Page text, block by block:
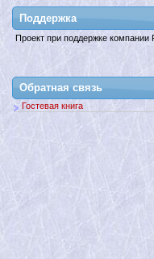
Поддержкa
Проект при поддержке компании
Обратная связь
Гостевая книга